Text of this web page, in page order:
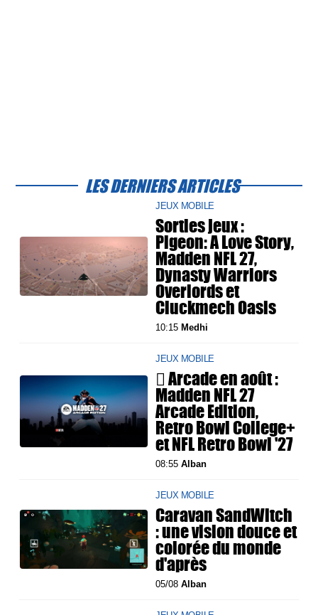
LES DERNIERS ARTICLES
JEUX MOBILE
Sorties jeux :
Pigeon: A Love Story,
Madden NFL 27,
Dynasty Warriors
Overlords et
Cluckmech Oasis
10:15 Medhi
JEUX MOBILE
 Arcade en août :
Madden NFL 27
Arcade Edition,
Retro Bowl College+
et NFL Retro Bowl '27
08:55Alban
JEUX MOBILE
Caravan SandWitch
: une vision douce et
colorée du monde
d'après
05/08Alban